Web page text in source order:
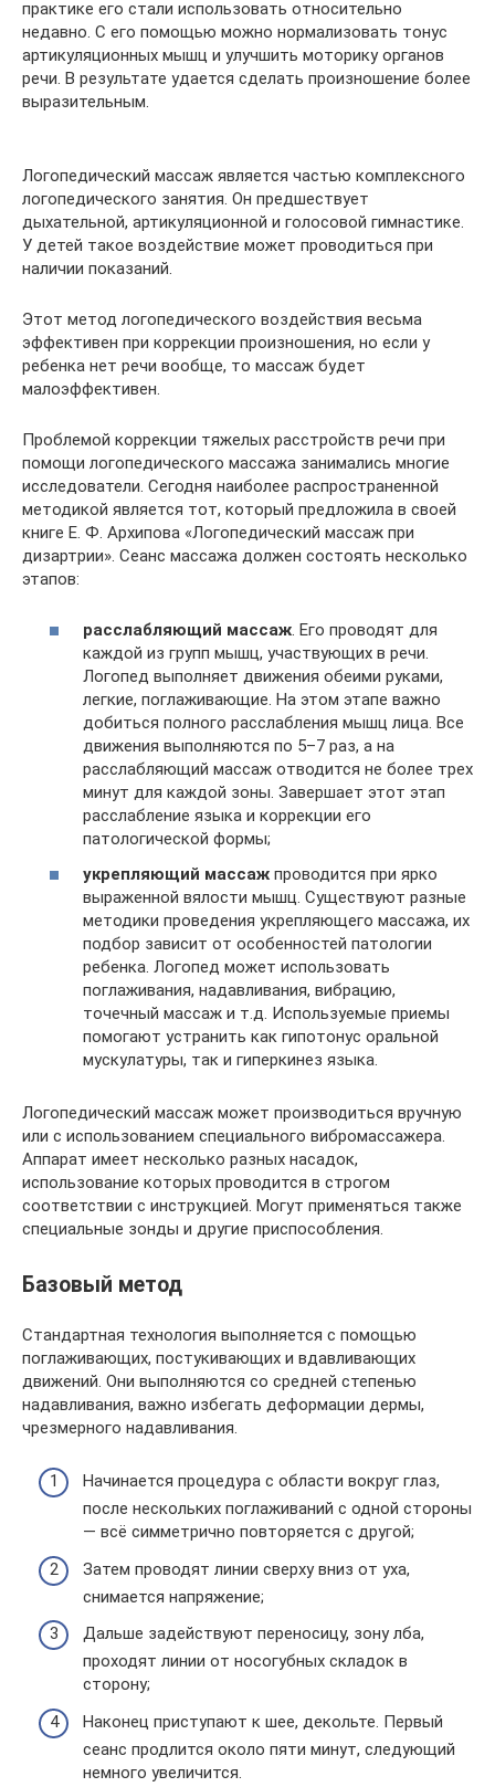
практике его стали использовать относительно
недавно. С его помощью можно нормализовать тонус
артикуляционных мышц и улучшить моторику органов
речи. В результате удается сделать произношение более
выразительным.
Логопедический массаж является частью комплексного
логопедического занятия. Он предшествует
дыхательной, артикуляционной и голосовой гимнастике.
У детей такое воздействие может проводиться при
наличии показаний.
Этот метод логопедического воздействия весьма
эффективен при коррекции произношения, но если у
ребенка нет речи вообще, то массаж будет
малоэффективен.
Проблемой коррекции тяжелых расстройств речи при
помощи логопедического массажа занимались многие
исследователи. Сегодня наиболее распространенной
методикой является тот, который предложила в своей
книге Е. Ф. Архипова «Логопедический массаж при
дизартрии». Сеанс массажа должен состоять несколько
этапов:
расслабляющий массаж. Его проводят для
каждой из групп мышц, участвующих в речи.
Логопед выполняет движения обеими руками,
легкие, поглаживающие. На этом этапе важно
добиться полного расслабления мышц лица. Все
движения выполняются по 5–7 раз, а на
расслабляющий массаж отводится не более трех
минут для каждой зоны. Завершает этот этап
расслабление языка и коррекции его
патологической формы;
укрепляющий массаж проводится при ярко
выраженной вялости мышц. Существуют разные
методики проведения укрепляющего массажа, их
подбор зависит от особенностей патологии
ребенка. Логопед может использовать
поглаживания, надавливания, вибрацию,
точечный массаж и т.д. Используемые приемы
помогают устранить как гипотонус оральной
мускулатуры, так и гиперкинез языка.
Логопедический массаж может производиться вручную
или с использованием специального вибромассажера.
Аппарат имеет несколько разных насадок,
использование которых проводится в строгом
соответствии с инструкцией. Могут применяться также
специальные зонды и другие приспособления.
Базовый метод
Стандартная технология выполняется с помощью
поглаживающих, постукивающих и вдавливающих
движений. Они выполняются со средней степенью
надавливания, важно избегать деформации дермы,
чрезмерного надавливания.
Начинается процедура с области вокруг глаз,
после нескольких поглаживаний с одной стороны
— всё симметрично повторяется с другой;
Затем проводят линии сверху вниз от уха,
снимается напряжение;
Дальше задействуют переносицу, зону лба,
проходят линии от носогубных складок в
сторону;
Наконец приступают к шее, декольте. Первый
сеанс продлится около пяти минут, следующий
немного увеличится.